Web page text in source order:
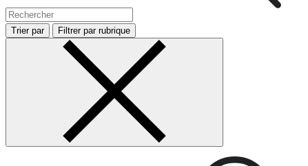
Trier par Filtrer par rubrique